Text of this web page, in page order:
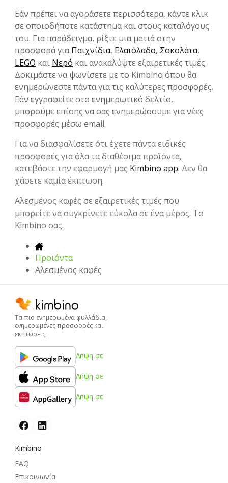
Εάν πρέπει να αγοράσετε περισσότερα, κάντε κλικ
σε οποιοδήποτε κατάστημα και στους καταλόγους
του. Για παράδειγμα, ρίξτε μια ματιά στην
προσφορά γιαΠαιχνίδια, Ελαιόλαδο, Σοκολάτα,
LEGO και Νερό και ανακαλύψτε εξαιρετικές τιμές.
Δοκιμάστε να ψωνίσετε με το Kimbino όπου θα
ενημερώνεστε πάντα για τις καλύτερες προσφορές.
Εάν εγγραφείτε στο ενημερωτικό δελτίο,
μπορούμε επίσης να σας ενημερώσουμε για νέες
προσφορές μέσω email.
Για να διασφαλίσετε ότι έχετε πάντα ειδικές
προσφορές για όλα τα διαθέσιμα προϊόντα,
κατεβάστε την εφαρμογή μας Kimbino app. Δεν θα
χάσετε καμία έκπτωση.
Αλεσμένος καφές σε εξαιρετικές τιμές που
μπορείτε να συγκρίνετε εύκολα σε ένα μέρος. Το
Kimbino σας.
Προϊόντα
Αλεσμένος καφές
Τα πιο ενημερωμένα φυλλάδια,
ενημερωμένες προσφορές και
εκπτώσεις
Λήψη σε
Λήψη σε
Λήψη σε
Kimbino
FAQ
Επικοινωνία